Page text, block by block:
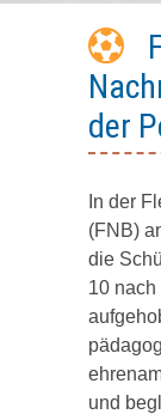
der
In der
(FNB)
die
10
und